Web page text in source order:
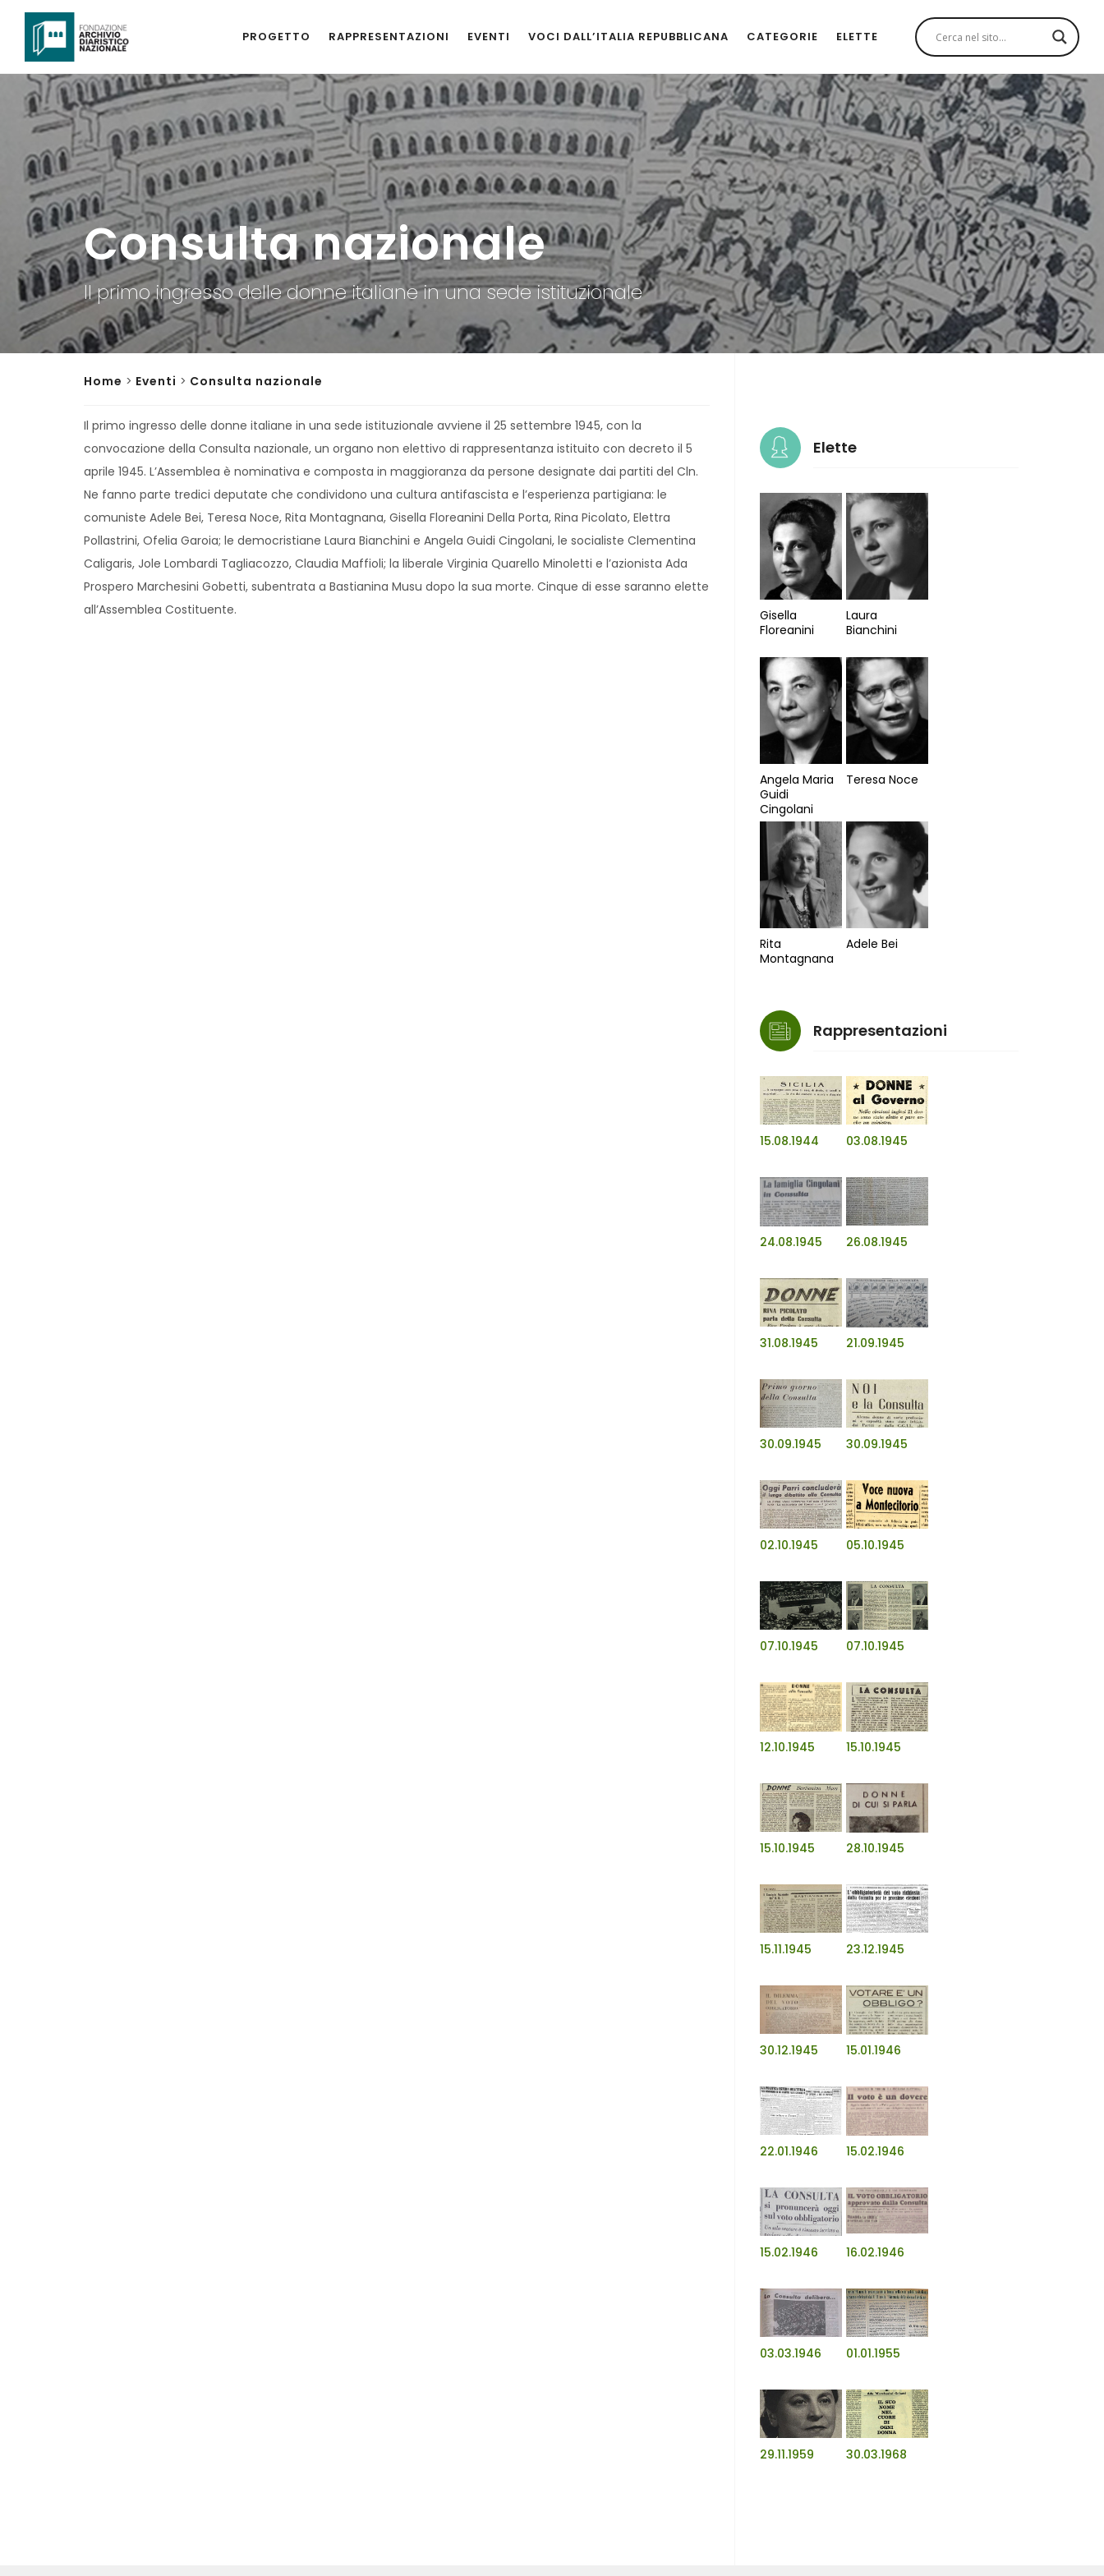
PROGETTO RAPPRESENTAZIONI EVENTI VOCI DALL’ITALIA REPUBBLICANA CATEGORIE ELETTE
Consulta nazionale
Il primo ingresso delle donne italiane in una sede istituzionale
Home > Eventi > Consulta nazionale
Il primo ingresso delle donne italiane in una sede istituzionale avviene il 25 settembre 1945, con la
convocazione della Consulta nazionale, un organo non elettivo di rappresentanza istituito con decreto il 5
aprile 1945. L’Assemblea è nominativa e composta in maggioranza da persone designate dai partiti del Cln.
Ne fanno parte tredici deputate che condividono una cultura antifascista e l’esperienza partigiana: le
comuniste Adele Bei, Teresa Noce, Rita Montagnana, Gisella Floreanini Della Porta, Rina Picolato, Elettra
Pollastrini, Ofelia Garoia; le democristiane Laura Bianchini e Angela Guidi Cingolani, le socialiste Clementina
Caligaris, Jole Lombardi Tagliacozzo, Claudia Maffioli; la liberale Virginia Quarello Minoletti e l’azionista Ada
Prospero Marchesini Gobetti, subentrata a Bastianina Musu dopo la sua morte. Cinque di esse saranno elette
all’Assemblea Costituente.
Elette
Gisella
Floreanini
Laura
Bianchini
Angela Maria
Guidi
Cingolani
Teresa Noce
Rita
Montagnana
Adele Bei
Rappresentazioni
15.08.1944 03.08.1945
24.08.1945 26.08.1945
31.08.1945 21.09.1945
30.09.1945 30.09.1945
02.10.1945 05.10.1945
07.10.1945 07.10.1945
12.10.1945 15.10.1945
15.10.1945 28.10.1945
15.11.1945 23.12.1945
30.12.1945 15.01.1946
22.01.1946 15.02.1946
15.02.1946 16.02.1946
03.03.1946 01.01.1955
29.11.1959 30.03.1968